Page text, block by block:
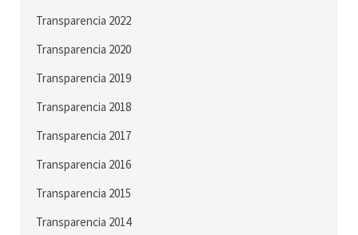
Transparencia 2022
Transparencia 2020
Transparencia 2019
Transparencia 2018
Transparencia 2017
Transparencia 2016
Transparencia 2015
Transparencia 2014